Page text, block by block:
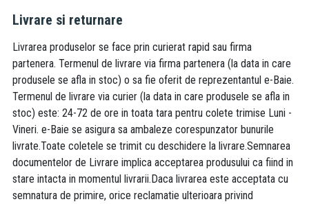
Livrare si returnare
Livrarea produselor se face prin curierat rapid sau firma
partenera. Termenul de livrare via firma partenera (la data in care
produsele se afla in stoc) o sa fie oferit de reprezentantul e-Baie.
Termenul de livrare via curier (la data in care produsele se afla in
stoc) este: 24-72 de ore in toata tara pentru colete trimise Luni -
Vineri. e-Baie se asigura sa ambaleze corespunzator bunurile
livrate.Toate coletele se trimit cu deschidere la livrare.Semnarea
documentelor de Livrare implica acceptarea produsului ca fiind in
stare intacta in momentul livrarii.Daca livrarea este acceptata cu
semnatura de primire, orice reclamatie ulterioara privind